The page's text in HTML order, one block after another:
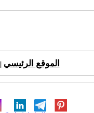
الموقع الرئيسي